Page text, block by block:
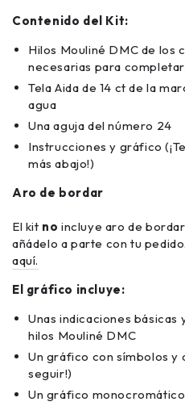
Contenido del Kit:
Hilos Mouliné DMC de los
necesarias para
Tela Aida de 14 ct de la
agua
Una aguja del número 24
Instrucciones y gráfico
más abajo!)
Aro de bordar
El kit no incluye aro de
añádelo a parte con tu
aquí.
El gráfico incluye:
Unas indicaciones básicas
hilos Mouliné DMC
Un gráfico con símbolos y
seguir!)
Un gráfico monocromático